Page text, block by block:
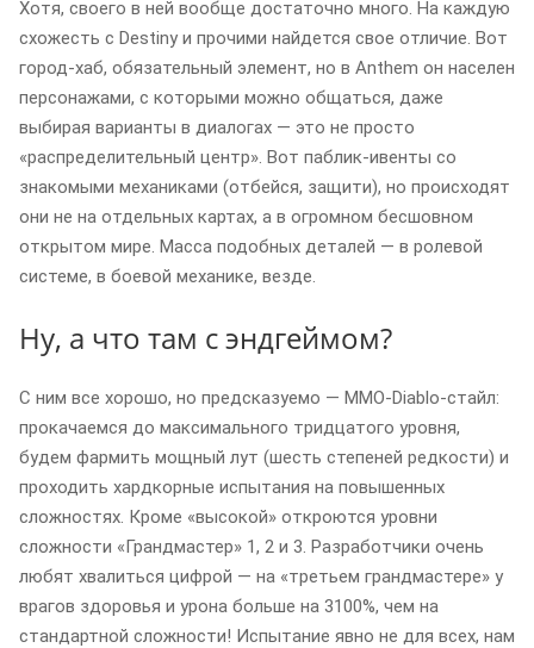
Хотя, своего в ней вообще достаточно много. На каждую
схожесть с Destiny и прочими найдется свое отличие. Вот
город-хаб, обязательный элемент, но в Anthem он населен
персонажами, с которыми можно общаться, даже
выбирая варианты в диалогах — это не просто
«распределительный центр». Вот паблик-ивенты со
знакомыми механиками (отбейся, защити), но происходят
они не на отдельных картах, а в огромном бесшовном
открытом мире. Масса подобных деталей — в ролевой
системе, в боевой механике, везде.
Ну, а что там с эндгеймом?
С ним все хорошо, но предсказуемо — MMO-Diablo-стайл:
прокачаемся до максимального тридцатого уровня,
будем фармить мощный лут (шесть степеней редкости) и
проходить хардкорные испытания на повышенных
сложностях. Кроме «высокой» откроются уровни
сложности «Грандмастер» 1, 2 и 3. Разработчики очень
любят хвалиться цифрой — на «третьем грандмастере» у
врагов здоровья и урона больше на 3100%, чем на
стандартной сложности! Испытание явно не для всех, нам